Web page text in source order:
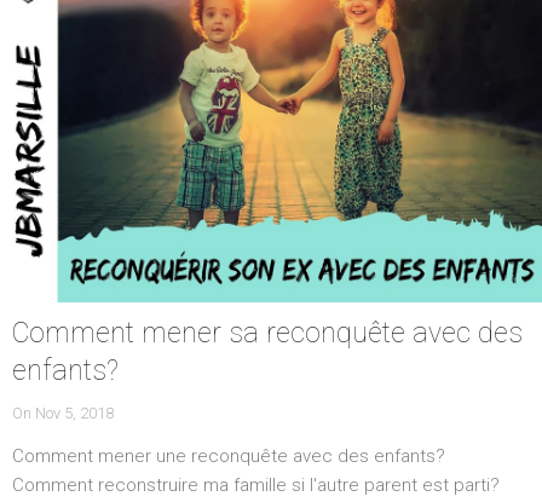
Comment mener sa reconquête avec des
enfants?
On POSTED
Nov 5, 2018
Comment mener une reconquête avec des enfants?
Comment reconstruire ma famille si l'autre parent est parti?